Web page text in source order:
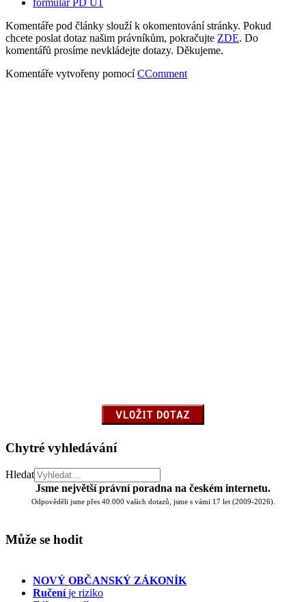
Komentáře pod články slouží k okomentování stránky. Pokud
chcete poslat dotaz našim právníkům, pokračujte ZDE. Do
komentářů prosíme nevkládejte dotazy. Děkujeme.
Komentáře vytvořeny pomocíCComment
Chytré vyhledávání
Hledat
Jsme největší právní poradna na českém internetu.
Odpověděli jsme přes 40.000 vašich dotazů, jsme s vámi 17 let (2009-2026).
Může se hodit
NOVÝ OBČANSKÝ ZÁKONÍK
Ručeníje riziko